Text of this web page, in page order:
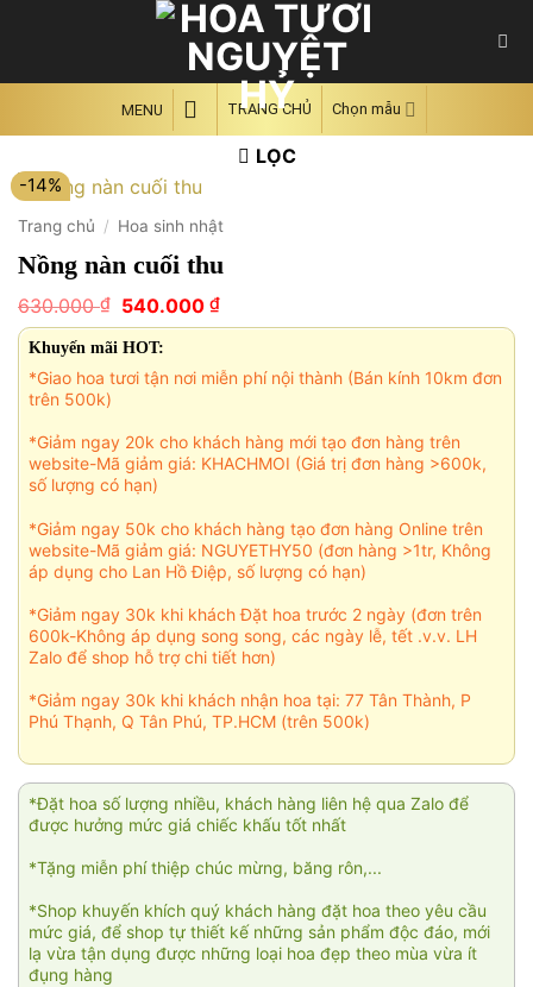
MENU TRANG CHỦ Chọn mẫu
LỌC
-14%
Trang chủ / Hoa sinh nhật
Nồng nàn cuối thu
630.000₫ Giá
gốc
là:
630.000 ₫.
540.000 ₫Giá
hiện
540.000 ₫.
Khuyến mãi HOT:
*Giao hoa tươi tận nơi miễn phí nội thành (Bán kính 10km đơn
trên 500k)
*Giảm ngay 20k cho khách hàng mới tạo đơn hàng trên
website-Mã giảm giá: KHACHMOI (Giá trị đơn hàng >600k,
số lượng có hạn)
*Giảm ngay 50k cho khách hàng tạo đơn hàng Online trên
website-Mã giảm giá: NGUYETHY50 (đơn hàng >1tr, Không
áp dụng cho Lan Hồ Điệp, số lượng có hạn)
*Giảm ngay 30k khi khách Đặt hoa trước 2 ngày (đơn trên
600k-Không áp dụng song song, các ngày lễ, tết .v.v. LH
Zalo để shop hỗ trợ chi tiết hơn)
*Giảm ngay 30k khi khách nhận hoa tại: 77 Tân Thành, P
Phú Thạnh, Q Tân Phú, TP.HCM (trên 500k)
*Đặt hoa số lượng nhiều, khách hàng liên hệ qua Zalo để
được hưởng mức giá chiếc khấu tốt nhất
*Tặng miễn phí thiệp chúc mừng, băng rôn,...
*Shop khuyến khích quý khách hàng đặt hoa theo yêu cầu
mức giá, để shop tự thiết kế những sản phẩm độc đáo, mới
lạ vừa tận dụng được những loại hoa đẹp theo mùa vừa ít
đụng hàng